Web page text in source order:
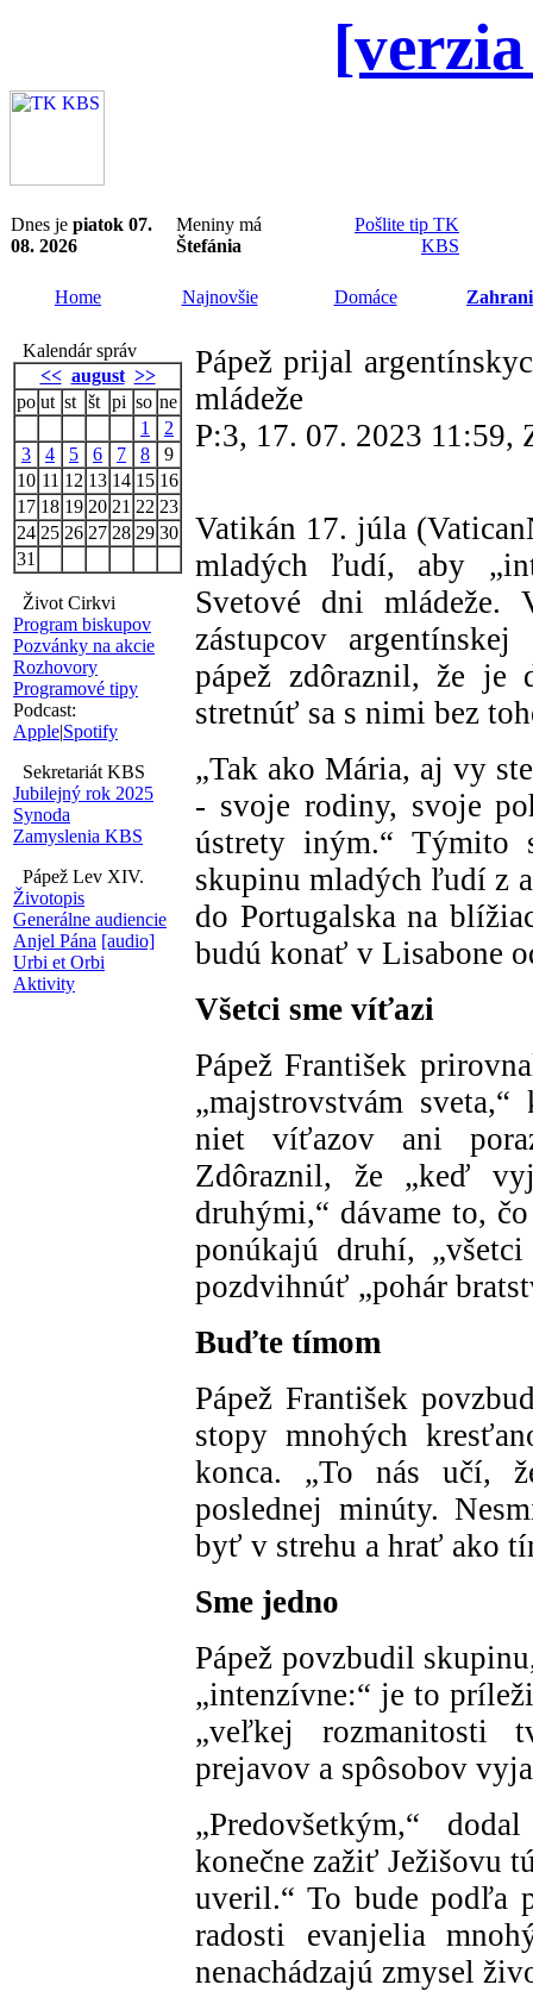
Dnes je piatok 07.
08. 2026
Meniny má
Štefánia
Pošlite tip TK
KBS
Home Najnovšie Domáce
Kalendár správ
<< august >>
po ut st št pi so ne
1
2
3
4 5 6 7 8
9
10 11 12 13 14 15 16
17 18 19 20 21 22 23
24 25 26 27 28 29 30
31
Život Cirkvi
Program biskupov
Pozvánky na akcie
Rozhovory
Programové tipy
Podcast:
Apple|Spotify
Sekretariát KBS
Jubilejný rok 2025
Synoda
Zamyslenia KBS
Pápež Lev XIV.
Životopis
Generálne audiencie
Anjel Pána [audio]
Urbi et Orbi
Aktivity
Pápež prijal
mládeže
P:3, 17. 07. 2023 11:59,
Vatikán 17. júla
mladých ľudí, aby
Svetové dni mládeže.
zástupcov
pápež zdôraznil, že
stretnúť sa s nimi bez
„Tak ako Mária, aj vy
- svoje rodiny, svoje
ústrety iným.“ Týmito
skupinu mladých ľudí z
do Portugalska na
budú konať v Lisabone
Všetci sme víťazi
Pápež František
„majstrovstvám
niet víťazov ani
Zdôraznil, že „keď
druhými,“ dávame to,
ponúkajú druhí,
pozdvihnúť „pohár
Buďte tímom
Pápež František
stopy mnohých
konca. „To nás učí,
poslednej minúty.
byť v strehu a hrať ako
Sme jedno
Pápež povzbudil
„intenzívne:“ je to
„veľkej rozmanitosti
prejavov a spôsobov
„Predovšetkým,“
konečne zažiť Ježišovu
uveril.“ To bude podľa
radosti evanjelia
nenachádzajú zmysel